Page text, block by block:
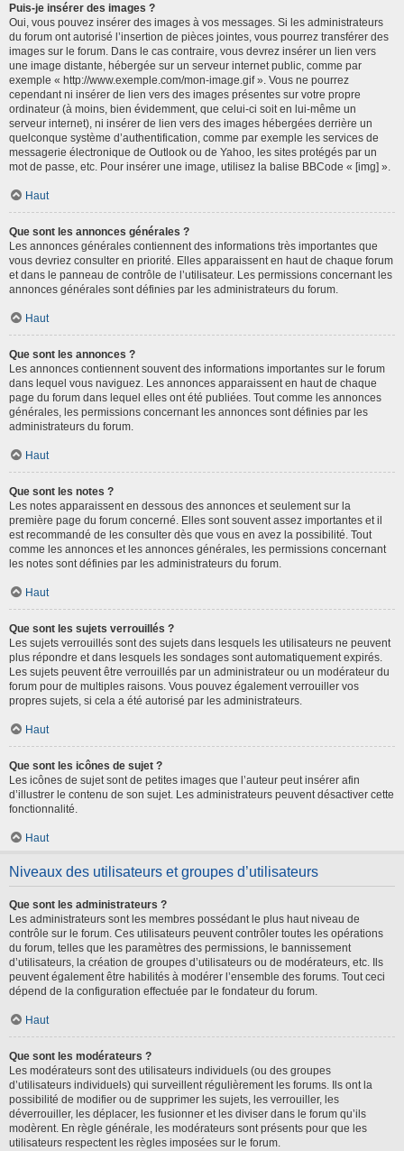
Puis-je insérer des images ?
Oui, vous pouvez insérer des images à vos messages. Si les administrateurs
du forum ont autorisé l’insertion de pièces jointes, vous pourrez transférer des
images sur le forum. Dans le cas contraire, vous devrez insérer un lien vers
une image distante, hébergée sur un serveur internet public, comme par
exemple « http://www.exemple.com/mon-image.gif ». Vous ne pourrez
cependant ni insérer de lien vers des images présentes sur votre propre
ordinateur (à moins, bien évidemment, que celui-ci soit en lui-même un
serveur internet), ni insérer de lien vers des images hébergées derrière un
quelconque système d’authentification, comme par exemple les services de
messagerie électronique de Outlook ou de Yahoo, les sites protégés par un
mot de passe, etc. Pour insérer une image, utilisez la balise BBCode « [img] ».
Haut
Que sont les annonces générales ?
Les annonces générales contiennent des informations très importantes que
vous devriez consulter en priorité. Elles apparaissent en haut de chaque forum
et dans le panneau de contrôle de l’utilisateur. Les permissions concernant les
annonces générales sont définies par les administrateurs du forum.
Haut
Que sont les annonces ?
Les annonces contiennent souvent des informations importantes sur le forum
dans lequel vous naviguez. Les annonces apparaissent en haut de chaque
page du forum dans lequel elles ont été publiées. Tout comme les annonces
générales, les permissions concernant les annonces sont définies par les
administrateurs du forum.
Haut
Que sont les notes ?
Les notes apparaissent en dessous des annonces et seulement sur la
première page du forum concerné. Elles sont souvent assez importantes et il
est recommandé de les consulter dès que vous en avez la possibilité. Tout
comme les annonces et les annonces générales, les permissions concernant
les notes sont définies par les administrateurs du forum.
Haut
Que sont les sujets verrouillés ?
Les sujets verrouillés sont des sujets dans lesquels les utilisateurs ne peuvent
plus répondre et dans lesquels les sondages sont automatiquement expirés.
Les sujets peuvent être verrouillés par un administrateur ou un modérateur du
forum pour de multiples raisons. Vous pouvez également verrouiller vos
propres sujets, si cela a été autorisé par les administrateurs.
Haut
Que sont les icônes de sujet ?
Les icônes de sujet sont de petites images que l’auteur peut insérer afin
d’illustrer le contenu de son sujet. Les administrateurs peuvent désactiver cette
fonctionnalité.
Haut
Niveaux des utilisateurs et groupes d’utilisateurs
Que sont les administrateurs ?
Les administrateurs sont les membres possédant le plus haut niveau de
contrôle sur le forum. Ces utilisateurs peuvent contrôler toutes les opérations
du forum, telles que les paramètres des permissions, le bannissement
d’utilisateurs, la création de groupes d’utilisateurs ou de modérateurs, etc. Ils
peuvent également être habilités à modérer l’ensemble des forums. Tout ceci
dépend de la configuration effectuée par le fondateur du forum.
Haut
Que sont les modérateurs ?
Les modérateurs sont des utilisateurs individuels (ou des groupes
d’utilisateurs individuels) qui surveillent régulièrement les forums. Ils ont la
possibilité de modifier ou de supprimer les sujets, les verrouiller, les
déverrouiller, les déplacer, les fusionner et les diviser dans le forum qu’ils
modèrent. En règle générale, les modérateurs sont présents pour que les
utilisateurs respectent les règles imposées sur le forum.